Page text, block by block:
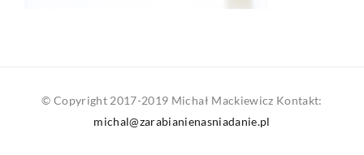
© Copyright 2017-2019 Michał Mackiewicz Kontakt:
michal@zarabianienasniadanie.pl